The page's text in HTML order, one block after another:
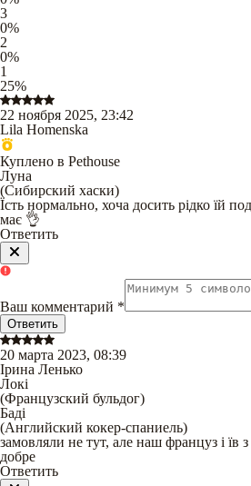
3
0%
2
0%
1
25%
22 ноября 2025, 23:42
Lila Homenska
Куплено в Pethouse
Луна
(Сибирский хаски)
Їсть нормально, хоча досить рідко їй
має 👌
Ответить
Ваш комментарий *
Ответить
20 марта 2023, 08:39
Ірина Ленько
Локі
(Французский бульдог)
Баді
(Английский кокер-спаниель)
замовляли не тут, але наш француз і їв
добре
Ответить